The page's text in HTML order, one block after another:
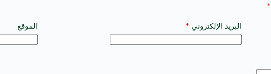
*
البريد الإلكتروني * الموقع